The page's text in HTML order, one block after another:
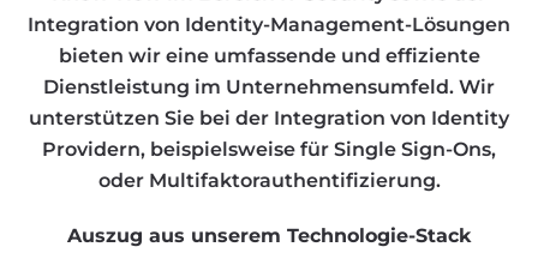
Integration von Identity-Management-Lösungen
bieten wir eine umfassende und effiziente
Dienstleistung im Unternehmensumfeld. Wir
unterstützen Sie bei der Integration von Identity
Providern, beispielsweise für Single Sign-Ons,
oder Multifaktorauthentifizierung.
Auszug aus unserem Technologie-Stack